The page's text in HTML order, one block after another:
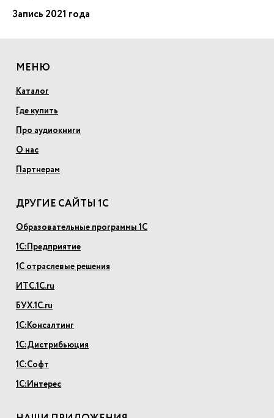
Запись 2021 года
МЕНЮ
Каталог
Где купить
Про аудиокниги
О нас
Партнерам
ДРУГИЕ САЙТЫ 1С
Образовательные программы 1С
1С:Предприятие
1С отраслевые решения
ИТС.1С.ru
БУХ.1С.ru
1С:Консалтинг
1С:Дистрибьюция
1С:Софт
1С:Интерес